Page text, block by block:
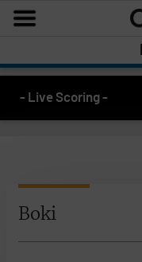
- Live Scoring -
Boki